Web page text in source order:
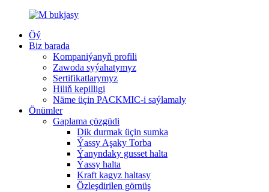
Öý
Biz barada
Kompaniýanyň profili
Zawoda syýahatymyz
Sertifikatlarymyz
Hiliň kepilligi
Näme üçin PACKMIC-i saýlamaly
Önümler
Gaplama çözgüdi
Dik durmak üçin sumka
Ýassy Aşaky Torba
Ýanyndaky gusset halta
Ýassy halta
Kraft kagyz haltasy
Özleşdirilen görnüş